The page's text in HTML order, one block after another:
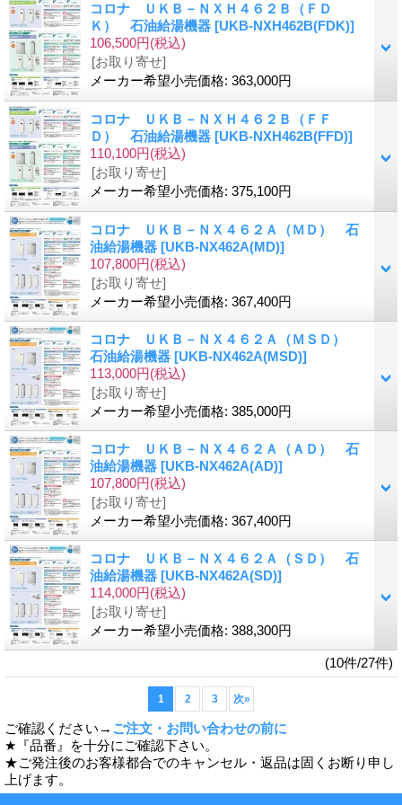
コロナ ＵＫＢ－ＮＸＨ４６２Ｂ（ＦＤ
Ｋ） 石油給湯機器 [UKB-NXH462B(FDK)]
106,500円(税込)
[お取り寄せ]
メーカー希望小売価格: 363,000円
コロナ ＵＫＢ－ＮＸＨ４６２Ｂ（ＦＦ
Ｄ） 石油給湯機器 [UKB-NXH462B(FFD)]
110,100円(税込)
[お取り寄せ]
メーカー希望小売価格: 375,100円
コロナ ＵＫＢ－ＮＸ４６２Ａ（ＭＤ） 石
油給湯機器 [UKB-NX462A(MD)]
107,800円(税込)
[お取り寄せ]
メーカー希望小売価格: 367,400円
コロナ ＵＫＢ－ＮＸ４６２Ａ（ＭＳＤ）
石油給湯機器 [UKB-NX462A(MSD)]
113,000円(税込)
[お取り寄せ]
メーカー希望小売価格: 385,000円
コロナ ＵＫＢ－ＮＸ４６２Ａ（ＡＤ） 石
油給湯機器 [UKB-NX462A(AD)]
107,800円(税込)
[お取り寄せ]
メーカー希望小売価格: 367,400円
コロナ ＵＫＢ－ＮＸ４６２Ａ（ＳＤ） 石
油給湯機器 [UKB-NX462A(SD)]
114,000円(税込)
[お取り寄せ]
メーカー希望小売価格: 388,300円
(10件/27件)
1 2 3 次»
ご確認ください→ ご注文・お問い合わせの前に
★『品番』を十分にご確認下さい。
★ご発注後のお客様都合でのキャンセル・返品は固くお断り申し
上げます。